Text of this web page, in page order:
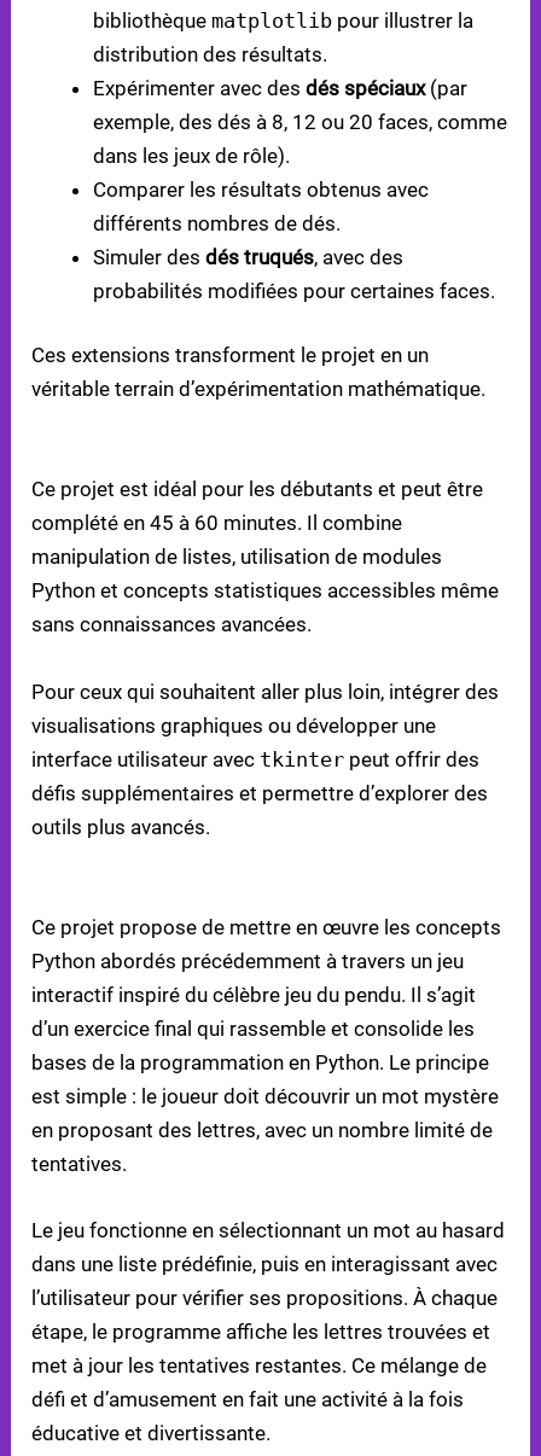
bibliothèquematplotlib pour illustrer la
distribution des résultats.
Expérimenter avec desdés spéciaux(par
exemple, des dés à 8, 12 ou 20 faces, comme
dans les jeux de rôle).
Comparer les résultats obtenus avec
différents nombres de dés.
Simuler desdés truqués, avec des
probabilités modifiées pour certaines faces.
Ces extensions transforment le projet en un
véritable terrain d’expérimentation mathématique.
Ce projet est idéal pour les débutants et peut être
complété en 45 à 60 minutes. Il combine
manipulation de listes, utilisation de modules
Python et concepts statistiques accessibles même
sans connaissances avancées.
Pour ceux qui souhaitent aller plus loin, intégrer des
visualisations graphiques ou développer une
interface utilisateur avec tkinter peut offrir des
défis supplémentaires et permettre d’explorer des
outils plus avancés.
Ce projet propose de mettre en œuvre les concepts
Python abordés précédemment à travers un jeu
interactif inspiré du célèbre jeu du pendu. Il s’agit
d’un exercice final qui rassemble et consolide les
bases de la programmation en Python. Le principe
est simple : le joueur doit découvrir un mot mystère
en proposant des lettres, avec un nombre limité de
tentatives.
Le jeu fonctionne en sélectionnant un mot au hasard
dans une liste prédéfinie, puis en interagissant avec
l’utilisateur pour vérifier ses propositions. À chaque
étape, le programme affiche les lettres trouvées et
met à jour les tentatives restantes. Ce mélange de
défi et d’amusement en fait une activité à la fois
éducative et divertissante.